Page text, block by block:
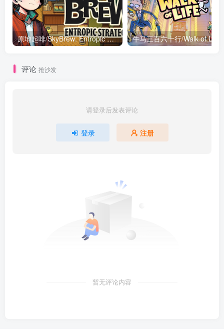
原地起啡/SkyBrew: Entropic Strategist Build.19609137|模拟经营|容量335M|免安装绿色中文版
评论 抢沙发
请登录后发表评论
登录 注册
暂无评论内容